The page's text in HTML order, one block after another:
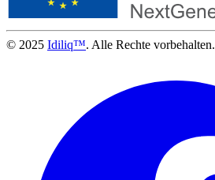
© 2025 Idiliq™. Alle Rechte vorbehalten.